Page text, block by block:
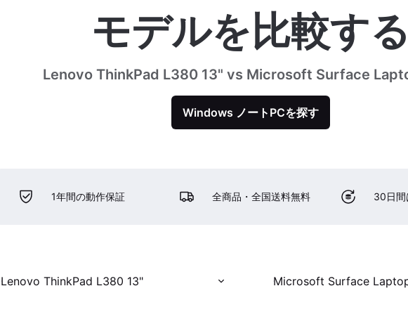
モデルを比較する
Lenovo ThinkPad L380 13" vs Microsoft Surface
Windows ノートPCを探す
1年間の動作保証 全商品・全国送料無料 30日間
Lenovo ThinkPad L380 13" Microsoft Surface